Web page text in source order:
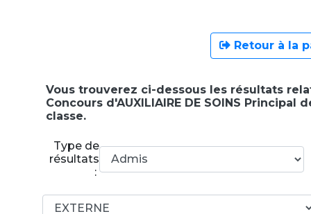
Retour à la
Vous trouverez ci-dessous les résultats
Concours d'AUXILIAIRE DE SOINS Principal
classe.
Type de
résultats
: